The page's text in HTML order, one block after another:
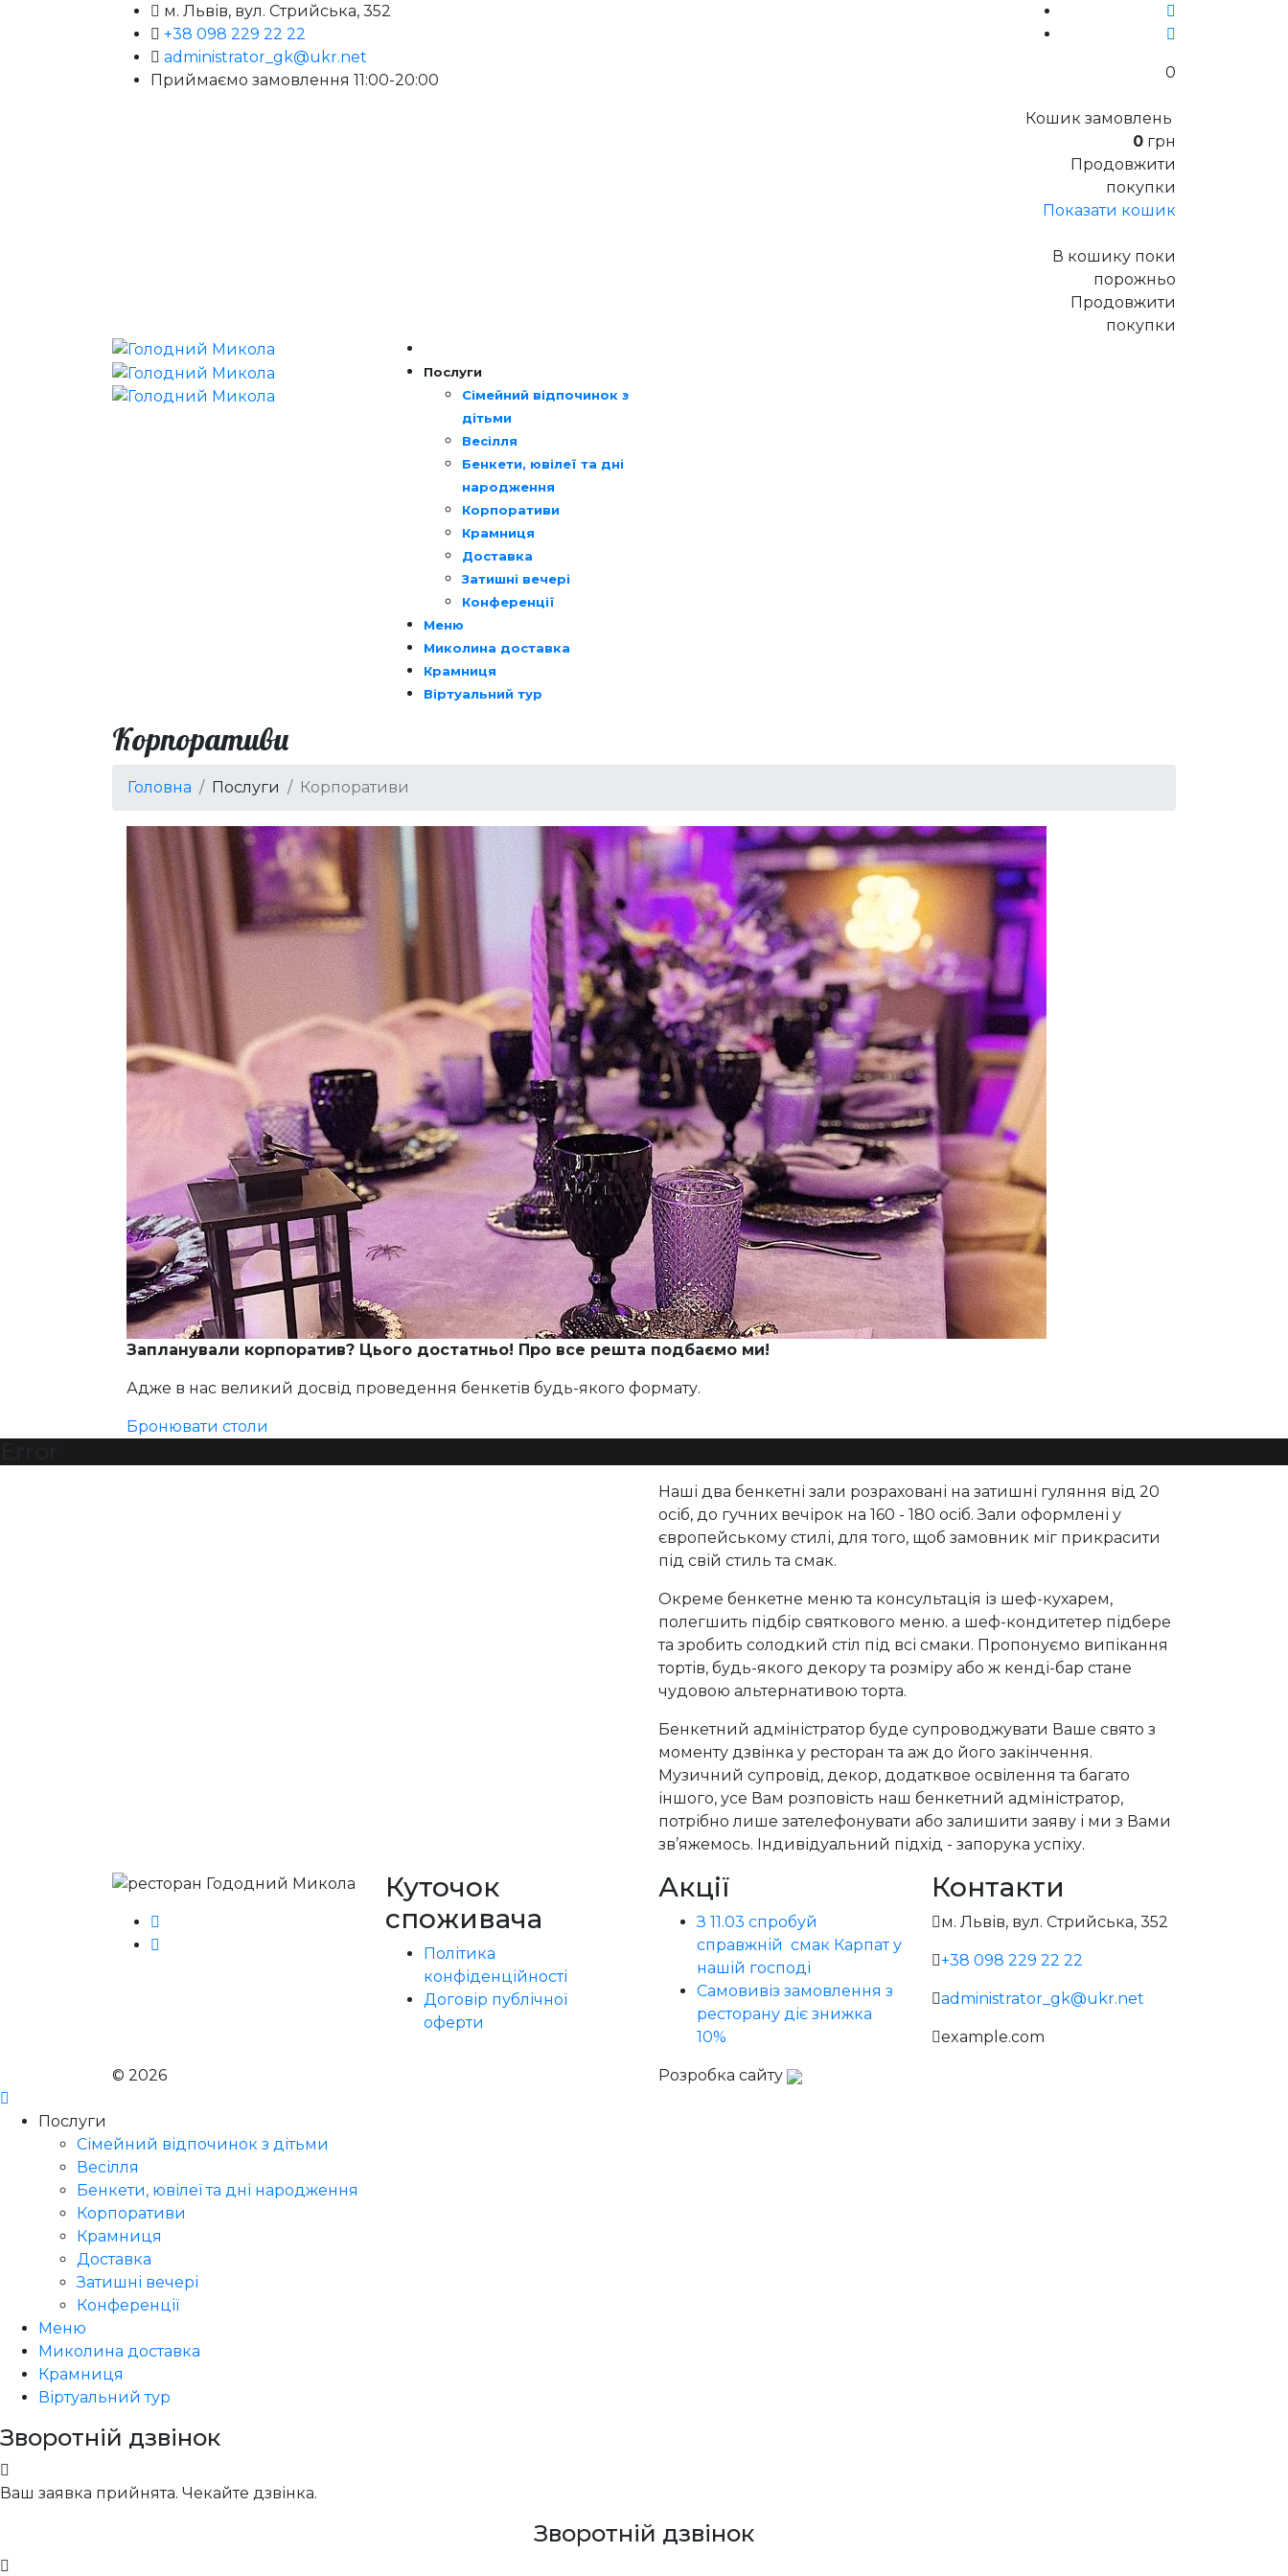
м. Львів, вул. Стрийська, 352
+38 098 229 22 22
administrator_gk@ukr.net
Приймаємо замовлення 11:00-20:00
0
Кошик замовлень
0 грн
Продовжити
покупки
Показати кошик
В кошику поки
порожньо
Продовжити
покупки
Послуги
Сімейний відпочинок з
дітьми
Весілля
Бенкети, ювілеї та дні
народження
Корпоративи
Крамниця
Доставка
Затишні вечері
Конференції
Меню
Миколина доставка
Крамниця
Віртуальний тур
Корпоративи
Головна Послуги Корпоративи
Запланували корпоратив? Цього достатньо! Про все решта подбаємо ми!
Адже в нас великий досвід проведення бенкетів будь-якого формату.
Бронювати столи
Наші два бенкетні зали розраховані на затишні гуляння від 20
осіб, до гучних вечірок на 160 - 180 осіб. Зали оформлені у
європейському стилі, для того, щоб замовник міг прикрасити
під свій стиль та смак.
Окреме бенкетне меню та консультація із шеф-кухарем,
полегшить підбір святкового меню. а шеф-кондитетер підбере
та зробить солодкий стіл під всі смаки. Пропонуємо випікання
тортів, будь-якого декору та розміру або ж кенді-бар стане
чудовою альтернативою торта.
Бенкетний адміністратор буде супроводжувати Ваше свято з
моменту дзвінка у ресторан та аж до його закінчення.
Музичний супровід, декор, додатквое освілення та багато
іншого, усе Вам розповість наш бенкетний адміністратор,
потрібно лише зателефонувати або залишити заяву і ми з Вами
зв’яжемось. Індивідуальний підхід - запорука успіху.
Куточок
споживача
Політика
конфіденційності
Договір публічної
оферти
Акції
З 11.03 спробуй
справжній смак Карпат у
нашій господі
Самовивіз замовлення з
ресторану діє знижка
10%
Контакти
м. Львів, вул. Стрийська, 352
+38 098 229 22 22
administrator_gk@ukr.net
example.com
© 2026 Розробка сайту
Послуги
Сімейний відпочинок з дітьми
Весілля
Бенкети, ювілеї та дні народження
Корпоративи
Крамниця
Доставка
Затишні вечері
Конференції
Меню
Миколина доставка
Крамниця
Віртуальний тур
Зворотній дзвінок
Ваш заявка прийнята. Чекайте дзвінка.
Зворотній дзвінок